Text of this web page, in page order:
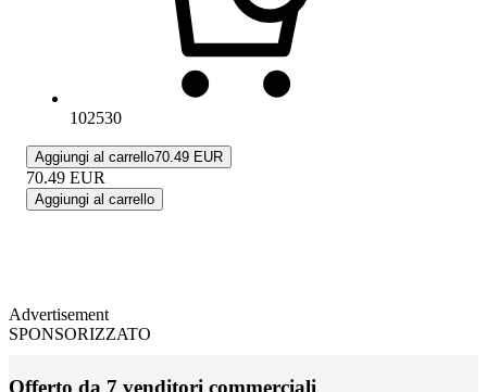
102530
Aggiungi al carrello70.49 EUR
70.49 EUR
Aggiungi al carrello
Advertisement
SPONSORIZZATO
Offerto da 7 venditori commerciali